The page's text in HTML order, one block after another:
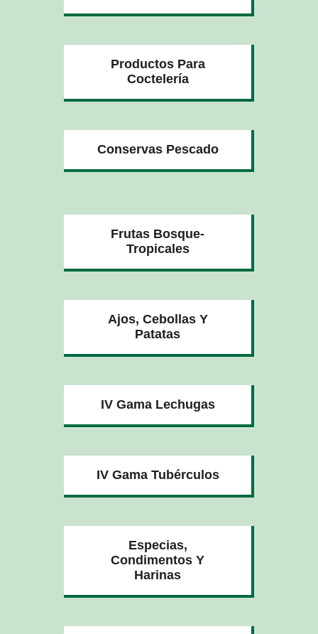
Productos Para
Coctelería
Conservas Pescado
Frutas Bosque-
Tropicales
Ajos, Cebollas Y
Patatas
IV Gama Lechugas
IV Gama Tubérculos
Especias,
Condimentos Y
Harinas